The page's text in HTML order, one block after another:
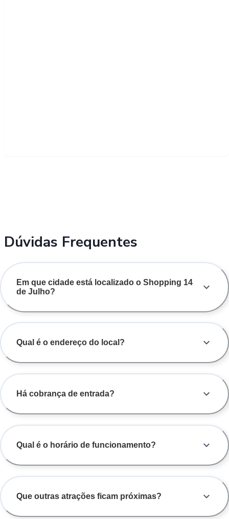
Dúvidas Frequentes
Em que cidade está localizado o Shopping 14
de Julho?
Qual é o endereço do local?
Há cobrança de entrada?
Qual é o horário de funcionamento?
Que outras atrações ficam próximas?